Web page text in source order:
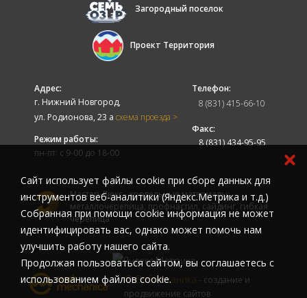
Загородный поселок
Проект Территория
Адрес:
г. Нижний Новгород,
ул. Родионова, 23 а схема проезда >
Режим работы:
пн-пт: с 9-00 до 18-00
Телефон:
8 (831) 415-66-10
Факс:
8 (831) 434-95-95
Мастер-Люкс - кровельные материалы:
металлочерепица, профнастил, сайдинг, гибкая
черепица
© Вебмеханика - создание и
продвижение сайтов
Cайт использует файлы cookie при сборе данных для
инструментов веб-аналитики (Яндекс.Метрика и т.д.)
Собранная при помощи cookie информация не может
идентифицировать вас, однако может помочь нам
улучшить работу нашего сайта.
Продолжая пользоваться сайтом, вы соглашаетесь с
использованием файлов cookie.